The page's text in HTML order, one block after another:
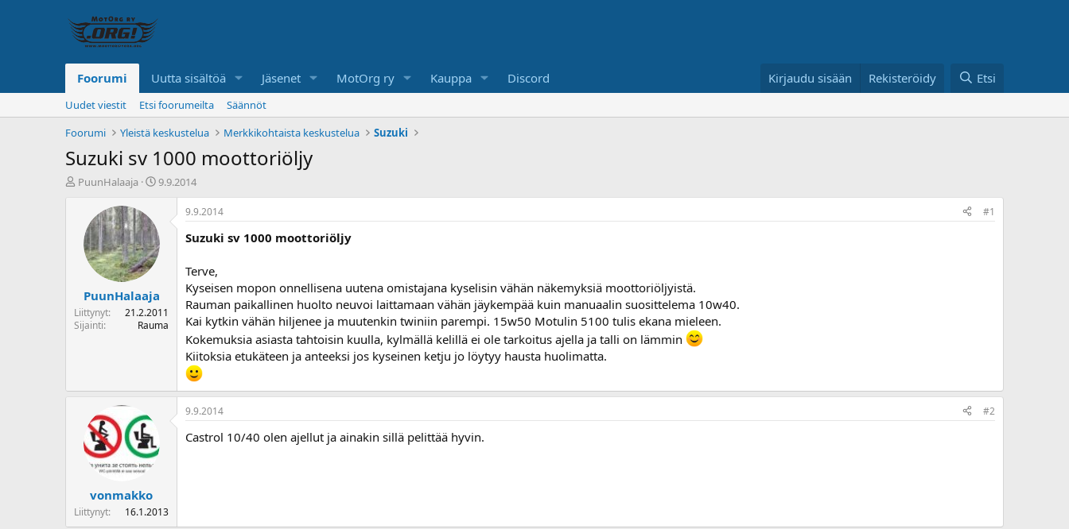
Foorumi Uutta sisältöä Jäsenet MotOrg ry Kauppa Discord Kirjaudu sisään Rekisteröidy Etsi
Uudet viestit Etsi foorumeilta
Säännöt
Foorumi
Yleistä keskustelua Merkkikohtaista keskustelua Suzuki
Suzuki sv 1000 moottoriöljy
K
u
n
t
PuunHalaaja
A
t
u
ä
i
v
9.9.2014
PuunHalaaja
Liittynyt
21.2.2011
Sijainti
Rauma
9.9.2014 #1
Suzuki sv 1000 moottoriöljy
Terve,
Kyseisen mopon onnellisena uutena omistajana kyselisin vähän näkemyksiä moottoriöljyistä.
Rauman paikallinen huolto neuvoi laittamaan vähän jäykempää kuin manuaalin suosittelema 10w40.
Kai kytkin vähän hiljenee ja muutenkin twiniin parempi. 15w50 Motulin 5100 tulis ekana mieleen.
Kokemuksia asiasta tahtoisin kuulla, kylmällä kelillä ei ole tarkoitus ajella ja talli on lämmin
Kiitoksia etukäteen ja anteeksi jos kyseinen ketju jo löytyy hausta huolimatta.
vonmakko
Liittynyt 16.1.2013
9.9.2014 #2
Castrol 10/40 olen ajellut ja ainakin sillä pelittää hyvin.